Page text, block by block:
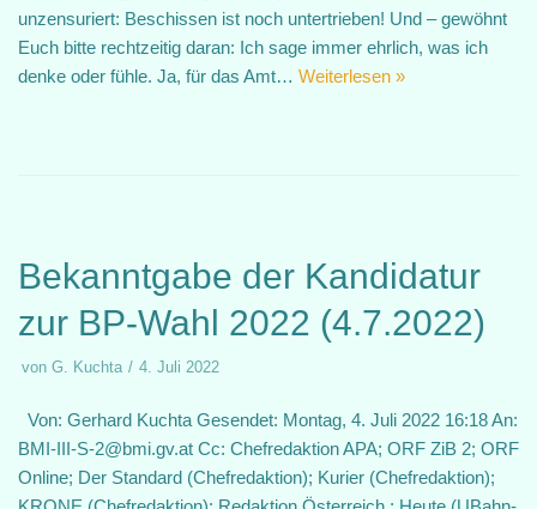
unzensuriert: Beschissen ist noch untertrieben! Und – gewöhnt
Euch bitte rechtzeitig daran: Ich sage immer ehrlich, was ich
denke oder fühle. Ja, für das Amt… Weiterlesen »
Bekanntgabe der Kandidatur
zur BP-Wahl 2022 (4.7.2022)
von G. Kuchta 4. Juli 2022
Von: Gerhard Kuchta Gesendet: Montag, 4. Juli 2022 16:18 An:
BMI-III-S-2@bmi.gv.at Cc: Chefredaktion APA; ORF ZiB 2; ORF
Online; Der Standard (Chefredaktion); Kurier (Chefredaktion);